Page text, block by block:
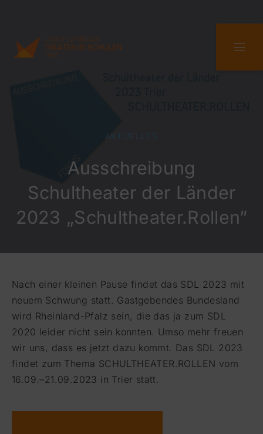
AKTUELLES
Ausschreibung
Schultheater der Länder
2023 „Schultheater.Rollen”
Nach einer kleinen Pause findet das SDL 2023 mit
neuem Schwung statt. Gastgebendes Bundesland
wird Rheinland-Pfalz sein, die das ja zum SDL
2020 leider nicht sein konnten. Umso mehr freuen
wir uns, dass es jetzt dazu kommt. Das SDL 2023
findet zum Thema SCHULTHEATER.ROLLEN vom
16.09.–21.09.2023 in Trier statt.